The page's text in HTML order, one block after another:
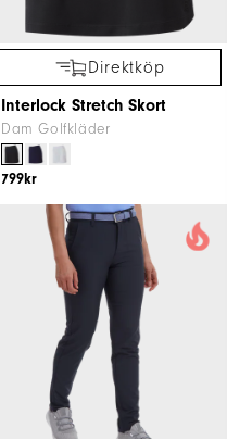
Direktköp
Interlock Stretch Skort
Dam Golfkläder
799kr